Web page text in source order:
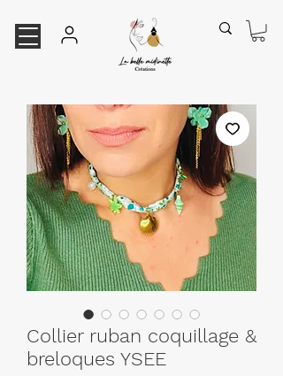
Collier ruban coquillage &
breloques YSEE